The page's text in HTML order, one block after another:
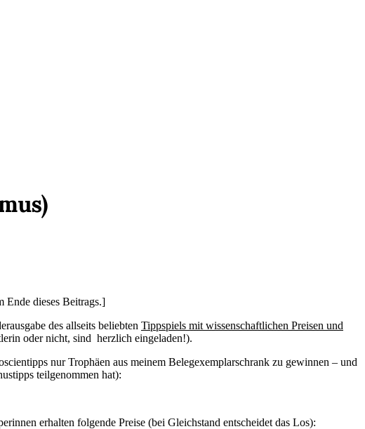
Ende dieses Beitrags.]
des allseits beliebten Tippspiels mit wissenschaftlichen Preisen und
oder nicht, sind herzlich eingeladen!).
nur Trophäen aus meinem Belegexemplarschrank zu gewinnen – und
teilgenommen hat):
erhalten folgende Preise (bei Gleichstand entscheidet das Los):